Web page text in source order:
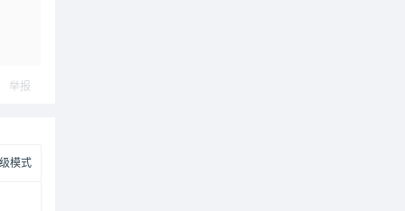
举报
模式